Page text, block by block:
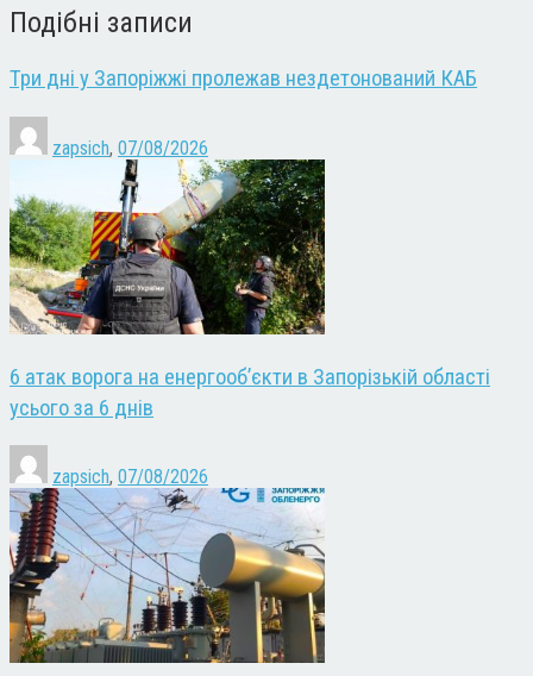
Подібні записи
Три дні у Запоріжжі пролежав нездетонований КАБ
zapsich, 07/08/2026
6 атак ворога на енергооб’єкти в Запорізькій області
усього за 6 днів
zapsich, 07/08/2026